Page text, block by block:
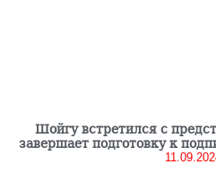
Шойгу встретился с
завершает подготовку к